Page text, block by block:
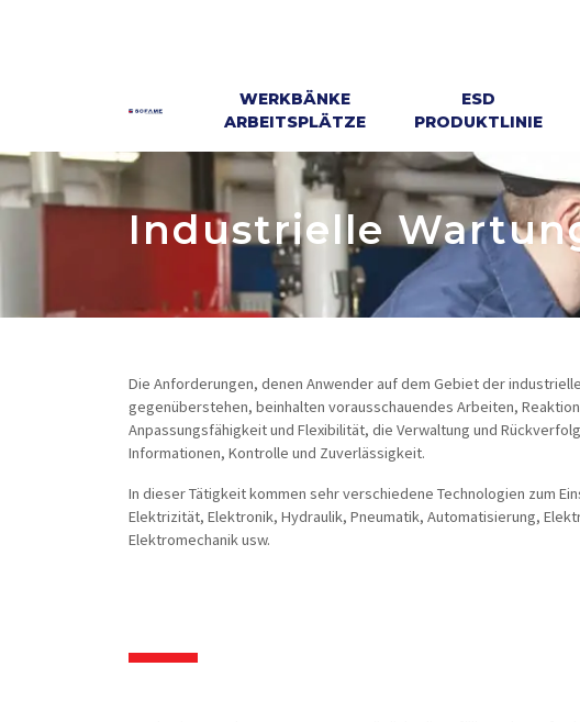
WERKBÄNKE
ARBEITSPLÄTZE
ESD
PRODUKTLINIE
Industrielle
Die Anforderungen, denen Anwender auf dem Gebiet der
gegenüberstehen, beinhalten vorausschauendes Arbeiten,
Anpassungsfähigkeit und Flexibilität, die Verwaltung und
Informationen, Kontrolle und Zuverlässigkeit.
In dieser Tätigkeit kommen sehr verschiedene Technologien zum
Elektrizität, Elektronik, Hydraulik, Pneumatik, Automatisierung,
Elektromechanik usw.